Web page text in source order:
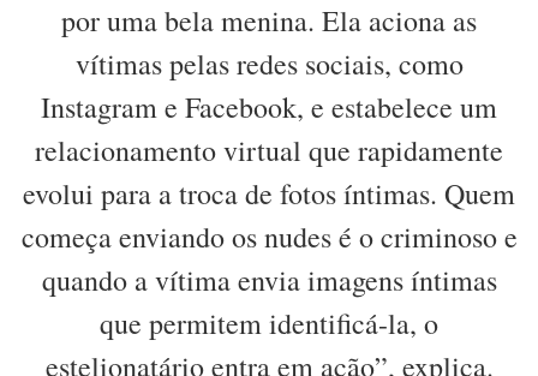
por uma bela menina. Ela aciona as
vítimas pelas redes sociais, como
Instagram e Facebook, e estabelece um
relacionamento virtual que rapidamente
evolui para a troca de fotos íntimas. Quem
começa enviando os nudes é o criminoso e
quando a vítima envia imagens íntimas
que permitem identificá-la, o
estelionatário entra em ação”, explica.